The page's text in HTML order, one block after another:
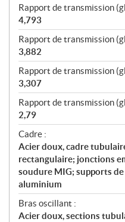
Rapport de transmission
4,793
Rapport de transmission
3,882
Rapport de transmission
3,307
Rapport de transmission
2,79
Cadre :
Acier doux, cadre
rectangulaire; jonctions
soudure MIG; supports
aluminium
Bras oscillant :
Acier doux, sections